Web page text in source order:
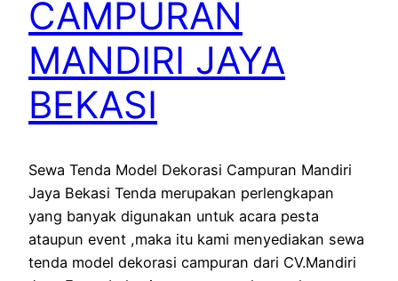
CAMPURAN
MANDIRI JAYA
BEKASI
Sewa Tenda Model Dekorasi Campuran Mandiri
Jaya Bekasi Tenda merupakan perlengkapan
yang banyak digunakan untuk acara pesta
ataupun event ,maka itu kami menyediakan sewa
tenda model dekorasi campuran dari CV.Mandiri